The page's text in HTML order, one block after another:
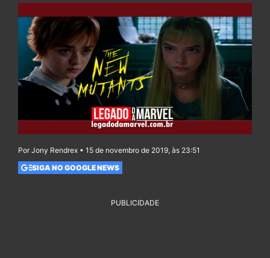
Por Jony Rendrex • 15 de novembro de 2019, às 23:51
SIGA NO GOOGLE NEWS
PUBLICIDADE